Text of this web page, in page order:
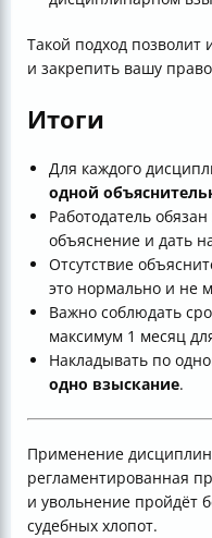
Такой подход позволит
и закрепить вашу
Итоги
Для каждого
одной
Работодатель
объяснение и дать
Отсутствие
это нормально и не
Важно соблюдать
максимум 1 месяц
Накладывать по
одно взыскание.
Применение
регламентированная
и увольнение пройдёт
судебных хлопот.